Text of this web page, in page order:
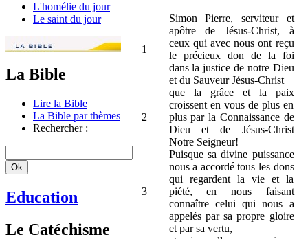
L'homélie du jour
Le saint du jour
La Bible
Lire la Bible
La Bible par thèmes
Rechercher :
Education
Le Catéchisme
1
Simon Pierre, serviteur et
apôtre de Jésus-Christ, à
ceux qui avec nous ont reçu
le précieux don de la foi
dans la justice de notre Dieu
et du Sauveur Jésus-Christ
2
que la grâce et la paix
croissent en vous de plus en
plus par la Connaissance de
Dieu et de Jésus-Christ
Notre Seigneur!
3
Puisque sa divine puissance
nous a accordé tous les dons
qui regardent la vie et la
piété, en nous faisant
connaître celui qui nous a
appelés par sa propre gloire
et par sa vertu,